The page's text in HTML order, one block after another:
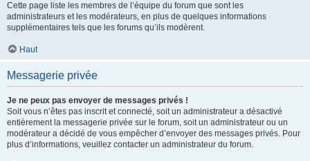
Cette page liste les membres de l’équipe du forum que sont les
administrateurs et les modérateurs, en plus de quelques informations
supplémentaires tels que les forums qu’ils modèrent.
Haut
Messagerie privée
Je ne peux pas envoyer de messages privés !
Soit vous n’êtes pas inscrit et connecté, soit un administrateur a désactivé
entièrement la messagerie privée sur le forum, soit un administrateur ou un
modérateur a décidé de vous empêcher d’envoyer des messages privés. Pour
plus d’informations, veuillez contacter un administrateur du forum.